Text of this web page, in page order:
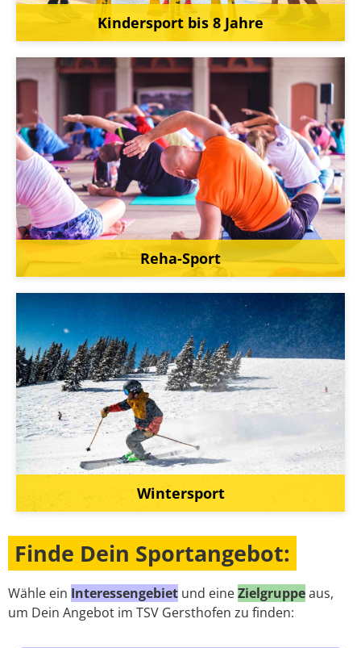
Kindersport bis 8 Jahre
Reha-Sport
Wintersport
Finde Dein Sportangebot:
Wähle ein Interessengebiet und eineZielgruppeaus,
um Dein Angebot im TSV Gersthofen zu finden: